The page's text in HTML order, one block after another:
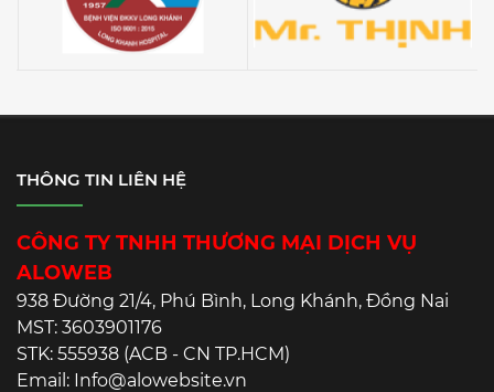
THÔNG TIN LIÊN HỆ
CÔNG TY TNHH THƯƠNG MẠI DỊCH VỤ
ALOWEB
938 Đường 21/4, Phú Bình, Long Khánh, Đồng Nai
MST: 3603901176
STK: 555938 (ACB - CN TP.HCM)
Email: Info@alowebsite.vn